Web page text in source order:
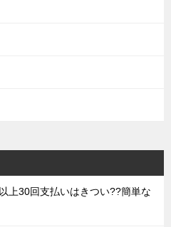
上30回支払いはきつい??簡単な